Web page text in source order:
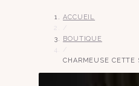
ACCUEIL
BOUTIQUE
CHARMEUSE